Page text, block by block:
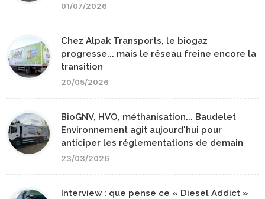
01/07/2026
Chez Alpak Transports, le biogaz
progresse... mais le réseau freine encore la
transition
20/05/2026
BioGNV, HVO, méthanisation... Baudelet
Environnement agit aujourd'hui pour
anticiper les réglementations de demain
23/03/2026
Interview : que pense ce « Diesel Addict »